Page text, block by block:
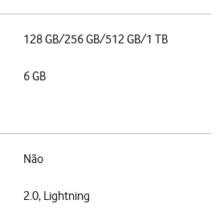
128 GB/256 GB/512 GB/1 TB
6 GB
Não
2.0, Lightning